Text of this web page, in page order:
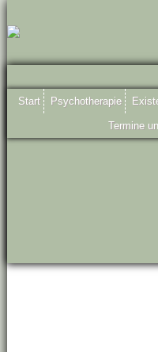
Start Psychotherapie
Termine